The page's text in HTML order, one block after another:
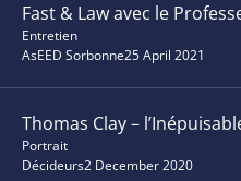
Fast & Law avec le
Entretien
AsEED Sorbonne25 April 2021
Thomas Clay –
Portrait
Décideurs2 December 2020